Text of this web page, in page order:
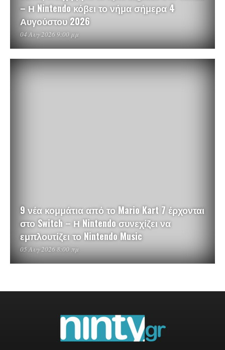
– Η Nintendo κόβει το νήμα σήμερα 4
Αυγούστου 2026
04 Αυγ 2026 9:00 μμ
9 νέα κομμάτια από το Mario Kart 7 έρχονται
στο Switch – Η Nintendo συνεχίζει να
εμπλουτίζει το Nintendo Music
05 Αυγ 2026 8:00 πμ